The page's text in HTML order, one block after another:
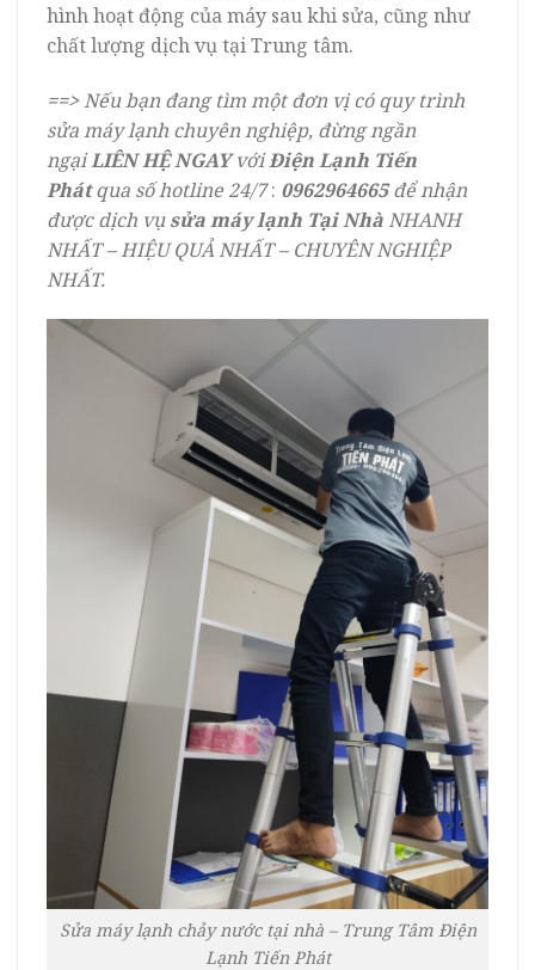
hình hoạt động của máy sau khi sửa, cũng như
chất lượng dịch vụ tại Trung tâm.
==>Nếu bạn đang tìm một đơn vị có quy trình
sửa máy lạnh chuyên nghiệp, đừng ngần
ngạiLIÊN HỆ NGAYvớiĐiện Lạnh Tiến
Phátqua sốhotline 24/7: 0962964665để nhận
được dịch vụsửa máy lạnh Tại NhàNHANH
NHẤT – HIỆU QUẢ NHẤT – CHUYÊN NGHIỆP
NHẤT.
Sửa máy lạnh chảy nước tại nhà – Trung Tâm Điện
Lạnh Tiến Phát